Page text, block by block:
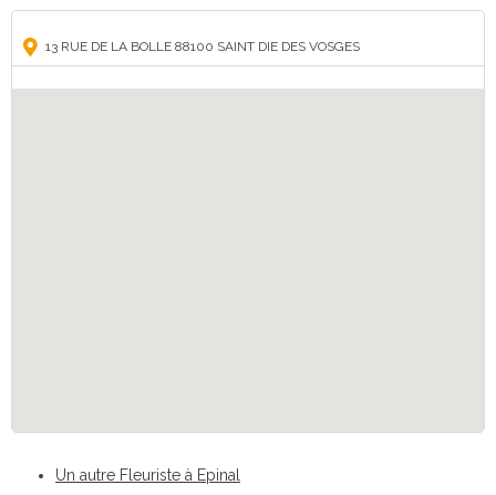
13 RUE DE LA BOLLE 88100 SAINT DIE DES VOSGES
Un autre Fleuriste à Epinal